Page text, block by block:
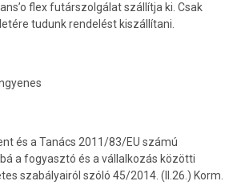
flex futárszolgálat szállítja ki. Csak
tudunk rendelést kiszállítani.
és a Tanács 2011/83/EU számú
a fogyasztó és a vállalkozás közötti
szabályairól szóló 45/2014. (II.26.) Korm.